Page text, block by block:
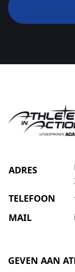
ADRES
TELEFOON
MAIL
GEVEN AAN